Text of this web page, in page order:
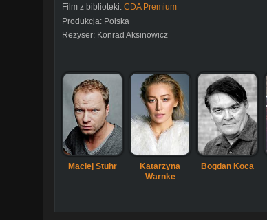
Film z biblioteki: CDA Premium
Produkcja: Polska
Reżyser: Konrad Aksinowicz
Maciej Stuhr
Katarzyna
Warnke
Bogdan Koca